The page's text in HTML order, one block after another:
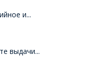
и...
выдачи...